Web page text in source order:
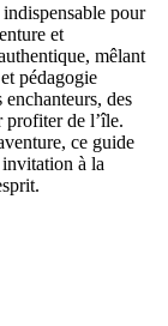
pour
et
mêlant
pédagogie
des
profiter de l’île.
ce guide
à la